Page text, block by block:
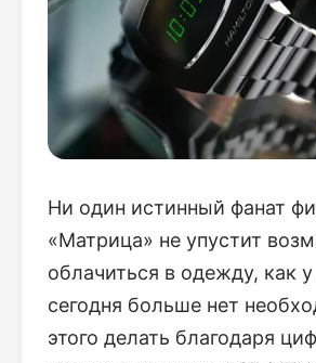
Ни один истинный фанат
«Матрица» не упустит
облачиться в одежду, как
сегодня больше нет
этого делать благодаря